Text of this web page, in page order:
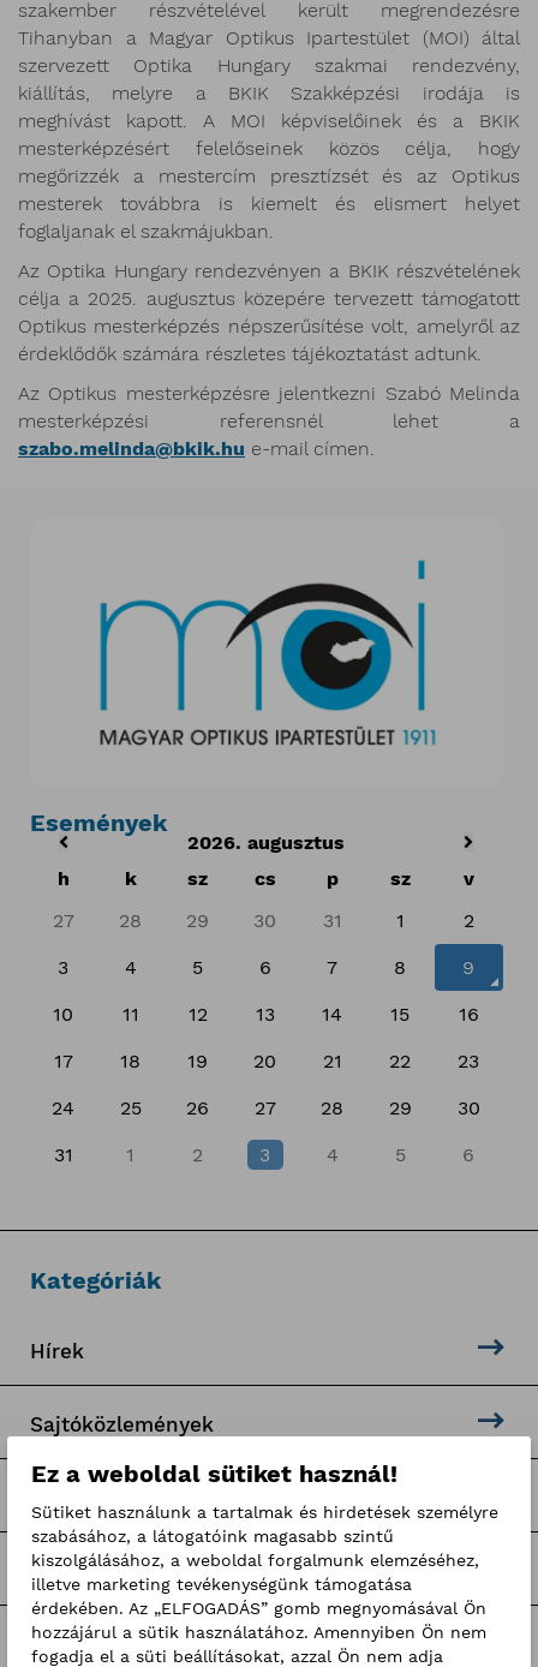
szakember részvételével került megrendezésre
Tihanyban a Magyar Optikus Ipartestület (MOI) által
szervezett Optika Hungary szakmai rendezvény,
kiállítás, melyre a BKIK Szakképzési irodája is
meghívást kapott. A MOI képviselőinek és a BKIK
mesterképzésért felelőseinek közös célja, hogy
megőrizzék a mestercím presztízsét és az Optikus
mesterek továbbra is kiemelt és elismert helyet
foglaljanak el szakmájukban.
Az Optika Hungary rendezvényen a BKIK részvételének
célja a 2025. augusztus közepére tervezett támogatott
Optikus mesterképzés népszerűsítése volt, amelyről az
érdeklődők számára részletes tájékoztatást adtunk.
Az Optikus mesterképzésre jelentkezni Szabó Melinda
mesterképzési referensnél lehet a
szabo.melinda@bkik.hu e-mail címen.
Események
2026. augusztus
h
k sz cs p sz
v
27
28 29 30 31 1 2
3 4 5 6 7 8 9
10 11 12 13 14 15 16
17 18 19 20 21 22 23
24 25 26 27 28 29 30
31 1 2 3 4 5 6
Kategóriák
Hírek
Sajtóközlemények
Hír-mix
BKIK hírek
Ez a weboldal sütiket használ!
Sütiket használunk a tartalmak és hirdetések személyre
szabásához, a látogatóink magasabb szintű
kiszolgálásához, a weboldal forgalmunk elemzéséhez,
illetve marketing tevékenységünk támogatása
érdekében. Az „ELFOGADÁS” gomb megnyomásával Ön
hozzájárul a sütik használatához. Amennyiben Ön nem
fogadja el a süti beállításokat, azzal Ön nem adja